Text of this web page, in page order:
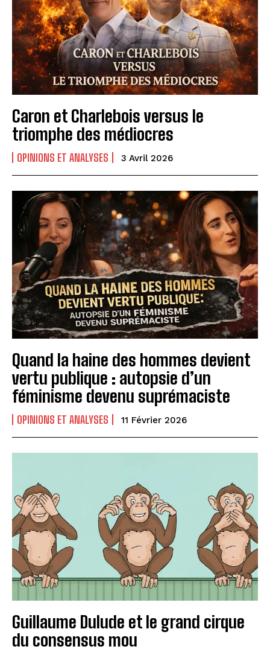
Caron et Charlebois versus le
triomphe des médiocres
OPINIONS ET ANALYSES 3 Avril 2026
Quand la haine des hommes devient
vertu publique : autopsie d’un
féminisme devenu suprémaciste
OPINIONS ET ANALYSES 11 Février 2026
Guillaume Dulude et le grand cirque
du consensus mou